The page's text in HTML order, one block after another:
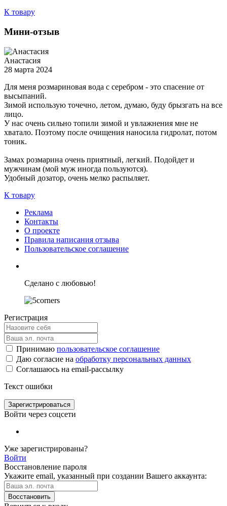
К товару
Мини-отзыв
Анастасия
28 марта 2024
Для меня розмариновая вода с серебром - это спасение от
высыпаний.
Зимой использую точечно, летом, думаю, буду брызгать на все
лицо.
У нас очень сильно топили зимой и увлажнения мне не
хватало. Поэтому после очищения наносила гидролат, потом
тоник.
Замах розмарина очень приятный, легкий. Подойдет и
мужчинам (мой муж иногда пользуются).
Удобный дозатор, очень мелко распыляет.
К товару
Реклама
Контакты
О проекте
Правила написания отзыва
Пользовательское соглашение
Сделано с любовью!
Регистрация
Принимаю пользовательское соглашение
Даю согласие на обработку персональных данных
Соглашаюсь на email-рассылку
Текст ошибки
Зарегистрироваться
Войти через соцсети
Уже зарегистрированы?
Войти
Восстановление пароля
Укажите email, указанный при создании Вашего аккаунта:
Восстановить